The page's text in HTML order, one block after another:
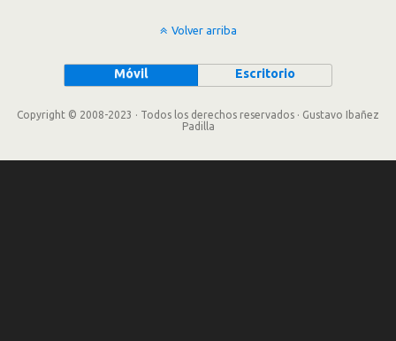
Volver arriba
Móvil Escritorio
Copyright © 2008-2023 · Todos los derechos reservados · Gustavo Ibañez
Padilla